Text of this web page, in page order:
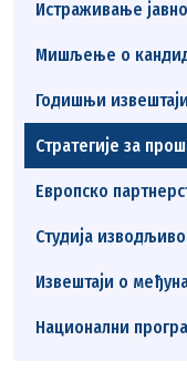
Истраживање
Мишљење о
Годишњи
Стратегије за
Европско
Студија
Извештаји о
Национални